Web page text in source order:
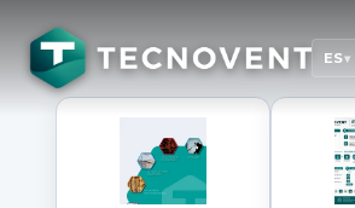
ES▾